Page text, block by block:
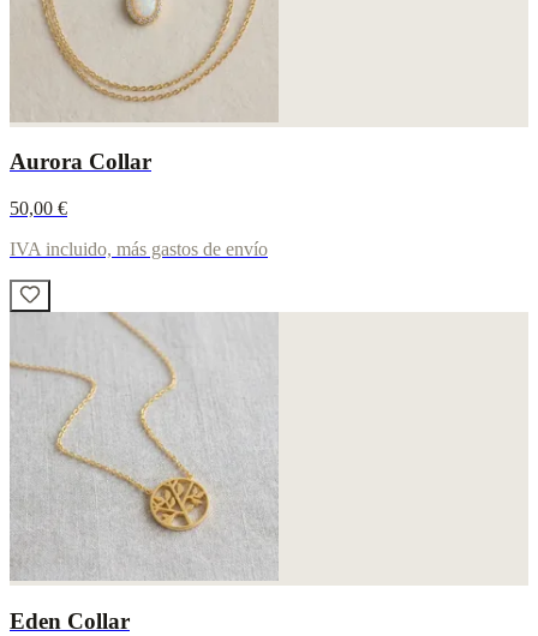
Aurora Collar
50,00 €
IVA incluido, más gastos de envío
Eden Collar